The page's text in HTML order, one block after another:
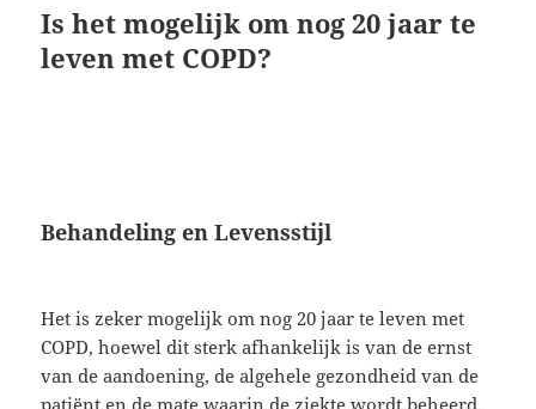
Is het mogelijk om nog 20 jaar te
leven met COPD?
Behandeling en Levensstijl
Het is zeker mogelijk om nog 20 jaar te leven met
COPD, hoewel dit sterk afhankelijk is van de ernst
van de aandoening, de algehele gezondheid van de